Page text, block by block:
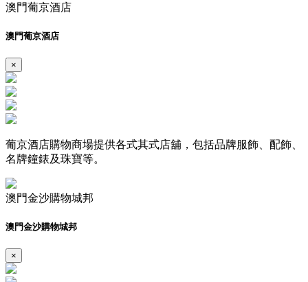
澳門葡京酒店
澳門葡京酒店
×
葡京酒店購物商場提供各式其式店舖，包括品牌服飾、配飾、
名牌鐘錶及珠寶等。
澳門金沙購物城邦
澳門金沙購物城邦
×